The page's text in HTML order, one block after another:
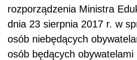
rozporządzenia Ministra
dnia 23 sierpnia 2017 r. w
osób niebędących
osób będących